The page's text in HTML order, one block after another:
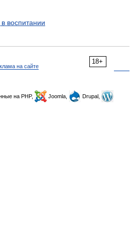
воспитании
18+
на сайте
на PHP, Joomla,
Drupal,